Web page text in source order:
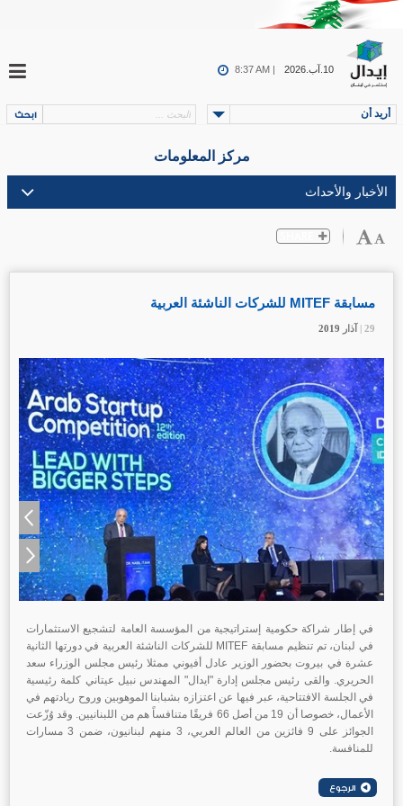
10.آب.2026 8:37 AM |
أريد أن
مركز المعلومات
29 | آذار
مسابقة MITEF للشركات الناشئة العربية
29 | آذار 29 | آذار 29 | آذار
في إطار شراكة حكومية إستراتيجية من المؤسسة العامة لتشجيع الاستثمارات
في لبنان، تم تنظيم مسابقة MITEF للشركات الناشئة العربية في دورتها الثانية
عشرة في بيروت بحضور الوزير عادل أفيوني ممثلا رئيس مجلس الوزراء سعد
الحريري. والقى رئيس مجلس إدارة "ايدال" المهندس نبيل عيتاني كلمة رئيسية
في الجلسة الافتتاحية، عبر فيها عن اعتزازه بشبابنا الموهوبين وروح ريادتهم في
الأعمال، خصوصا أن 19 من أصل 66 فريقًا متنافساً هم من اللبنانيين. وقد وُزّعت
الجوائز على 9 فائزين من العالم العربي، 3 منهم لبنانيون، ضمن 3 مسارات
للمنافسة.